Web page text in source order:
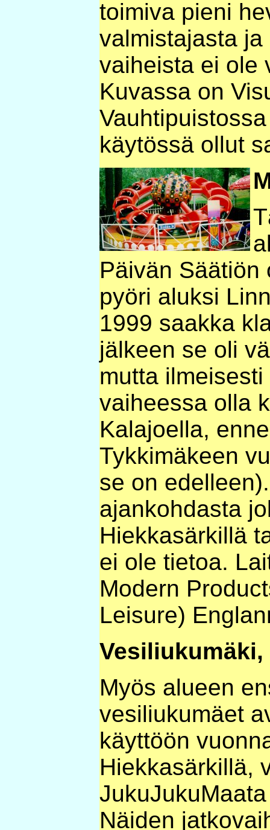
toimiva pieni
valmistajasta
vaiheista ei ole
Kuvassa on
käytössä ollut
Päivän Säätiön
pyöri aluksi
1999 saakka
jälkeen se oli
mutta
vaiheessa olla
Kalajoella,
Tykkimäkeen
se on
ajankohdasta
Hiekkasärkillä
ei ole tietoa.
Modern
Leisure)
Vesiliukumäki,
Myös alueen
vesiliukumäet
käyttöön
Hiekkasärkillä,
Näiden